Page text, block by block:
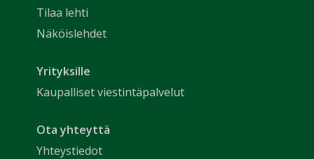
Tilaa lehti
Näköislehdet
Yrityksille
Kaupalliset viestintäpalvelut
Ota yhteyttä
Yhteystiedot